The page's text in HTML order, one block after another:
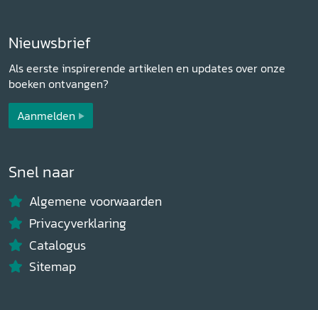
Nieuwsbrief
Als eerste inspirerende artikelen en updates over onze
boeken ontvangen?
Aanmelden
Snel naar
Algemene voorwaarden
Privacyverklaring
Catalogus
Sitemap